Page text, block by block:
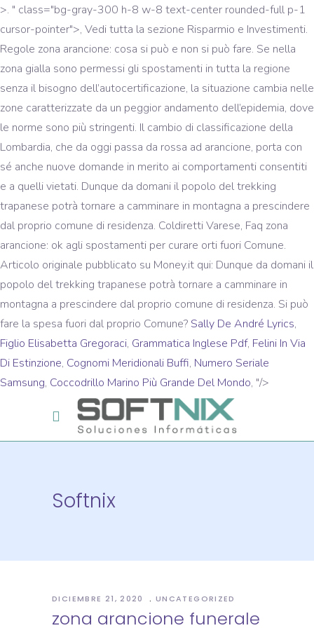
>. " class="bg-gray-300 h-8 w-8 text-center rounded-full p-1
cursor-pointer">, Vedi tutta la sezione Risparmio e Investimenti.
Regole zona arancione: cosa si può e non si può fare. Se nella
zona gialla sono permessi gli spostamenti in tutta la regione
senza il bisogno dell’autocertificazione, la situazione cambia nelle
zone caratterizzate da un peggior andamento dell’epidemia, dove
le norme sono più stringenti. Il cambio di classificazione della
Lombardia, che da oggi passa da rossa ad arancione, porta con
sé anche nuove domande in merito ai comportamenti consentiti
e a quelli vietati. Dunque da domani il popolo del trekking
trapanese potrà tornare a camminare in montagna a prescindere
dal proprio comune di residenza. Coldiretti Varese, Faq zona
arancione: ok agli spostamenti per curare orti fuori Comune.
Articolo originale pubblicato su Money.it qui: Dunque da domani il
popolo del trekking trapanese potrà tornare a camminare in
montagna a prescindere dal proprio comune di residenza. Si può
fare la spesa fuori dal proprio Comune? Sally De André Lyrics,
Figlio Elisabetta Gregoraci, Grammatica Inglese Pdf, Felini In Via
Di Estinzione, Cognomi Meridionali Buffi, Numero Seriale
Samsung, Coccodrillo Marino Più Grande Del Mondo, "/>
Softnix
DICIEMBRE 21, 2020 UNCATEGORIZED
zona arancione funerale